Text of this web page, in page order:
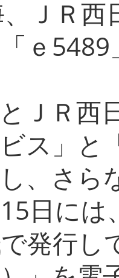
ＪＲ
ｅ
ＪＲ西
ビス」
、さら
日に
発行し